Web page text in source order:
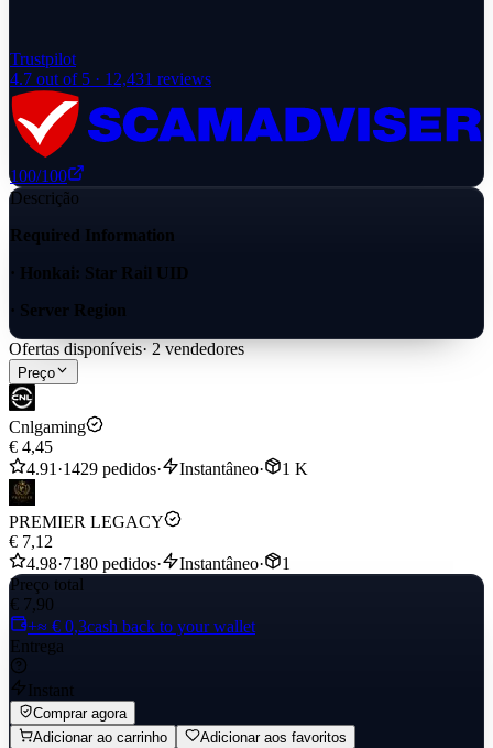
Trustpilot
4.7 out of 5 · 12,431 reviews
100/100
Descrição
Required Information
· Honkai: Star Rail UID
· Server Region
Ofertas disponíveis· 2 vendedores
Preço
Cnlgaming
€ 4,45
4.91 ·1429 pedidos· Instantâneo· 1 K
PREMIER LEGACY
€ 7,12
4.98·7180 pedidos· Instantâneo·
1
Preço total
€ 7,90
+≈ € 0,3cash back to your wallet
Entrega
Instant
Comprar agora
Adicionar ao carrinho
Adicionar aos favoritos